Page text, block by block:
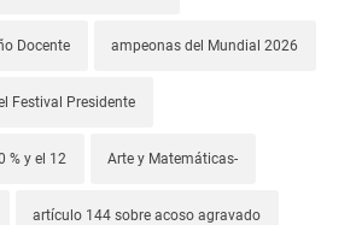
Docente ampeonas del Mundial 2026
Festival Presidente
% y el 12 Arte y Matemáticas-
artículo 144 sobre acoso agravado